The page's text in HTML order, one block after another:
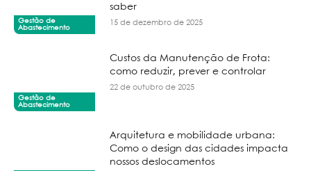
Gestão de
Abastecimento
saber
15 de dezembro de 2025
Gestão de
Abastecimento
Custos da Manutenção de Frota:
como reduzir, prever e controlar
22 de outubro de 2025
Arquitetura e mobilidade urbana:
Como o design das cidades impacta
nossos deslocamentos